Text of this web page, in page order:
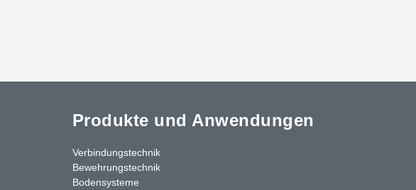
Produkte und Anwendungen
Verbindungstechnik
Bewehrungstechnik
Bodensysteme